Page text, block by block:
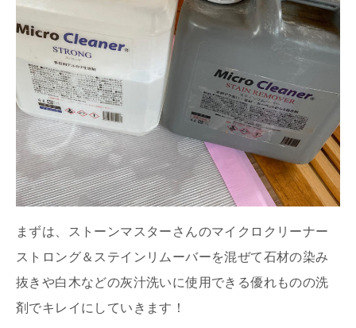
まずは、ストーンマスターさんのマイクロクリーナー
ストロング＆ステインリムーバーを混ぜて石材の染み
抜きや白木などの灰汁洗いに使用できる優れものの洗
剤でキレイにしていきます！